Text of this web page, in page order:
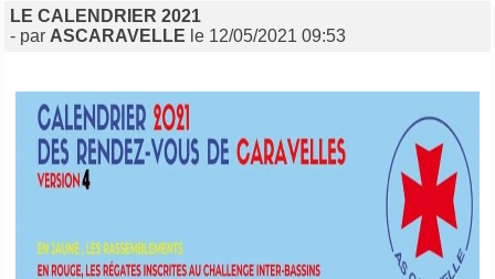
LE CALENDRIER 2021
- par ASCARAVELLE le 12/05/2021 09:53